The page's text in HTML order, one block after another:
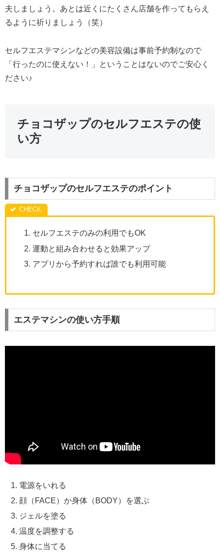
夫しましょう。あとは近くにたくさん店舗を作ってもらえ
るように祈りましょう（笑）
セルフエステマシンなどの美容設備は事前予約制なので
「行ったのに使えない！」ということはないのでご安心く
ださい♪
チョコザップのセルフエステの使
い方
チョコザップのセルフエステのポイント
セルフエステのみの利用でもOK
運動と組み合わせると効果アップ
アプリから予約すれば誰でも利用可能
エステマシンの使い方手順
電源をいれる
顔（FACE）か身体（BODY）を選ぶ
ジェルを塗る
温度を調整する
身体に当てる